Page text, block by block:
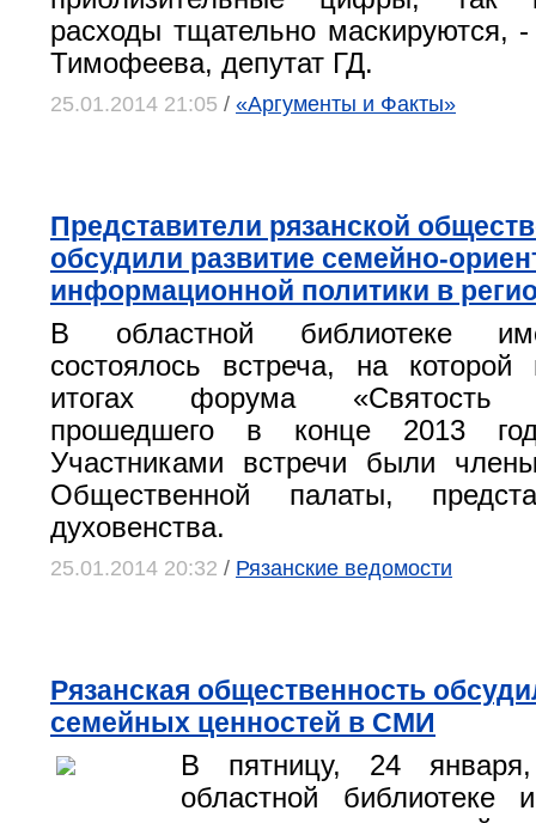
расходы тщательно маскируются,
Тимофеева, депутат ГД.
25.01.2014 21:05 / «Аргументы и Факты»
Представители рязанской
обсудили развитие семейно-
информационной политики в
В областной библиотеке
состоялось встреча, на
итогах форума «Святость
прошедшего в конце 2013
Участниками встречи были
Общественной палаты,
духовенства.
25.01.2014 20:32 / Рязанские ведомости
Рязанская общественность
семейных ценностей в СМИ
В пятницу, 24
областной библиотеке